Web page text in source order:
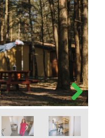
Next